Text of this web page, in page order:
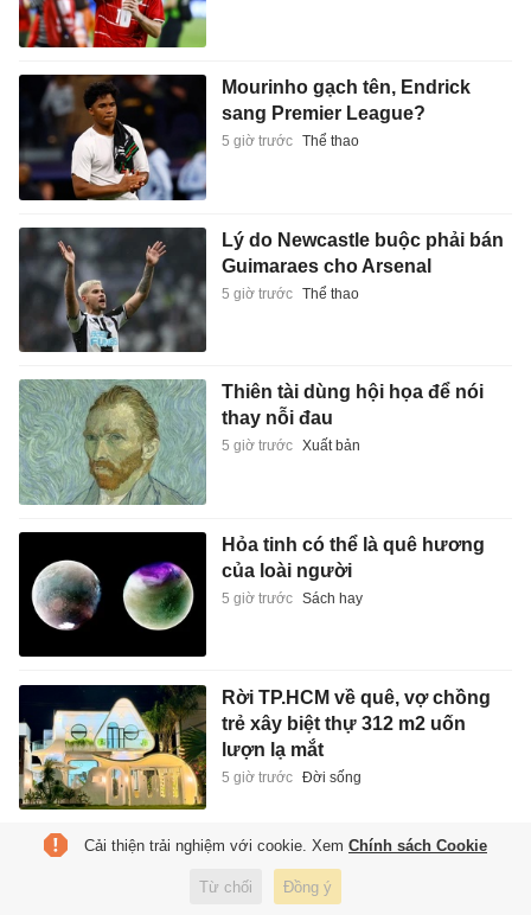
Mourinho gạch tên, Endrick
sang Premier League?
5 giờ trước Thể thao
Lý do Newcastle buộc phải bán
Guimaraes cho Arsenal
5 giờ trước Thể thao
Thiên tài dùng hội họa để nói
thay nỗi đau
5 giờ trước Xuất bản
Hỏa tinh có thể là quê hương
của loài người
5 giờ trước Sách hay
Rời TP.HCM về quê, vợ chồng
trẻ xây biệt thự 312 m2 uốn
lượn lạ mắt
5 giờ trước Đời sống
Thông số giúp tuyển Việt Nam
đứng đầu ASEAN Cup 2026
5 giờ trước Thể thao
Cải thiện trải nghiệm với cookie. Xem Chính sách Cookie
Từ chối Đồng ý